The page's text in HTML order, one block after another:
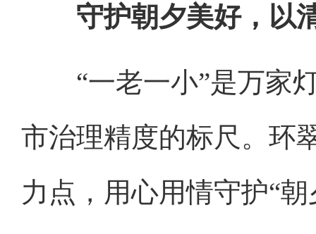
守护朝夕美好，以
“一老一小”是万家灯
市治理精度的标尺。环
力点，用心用情守护“朝